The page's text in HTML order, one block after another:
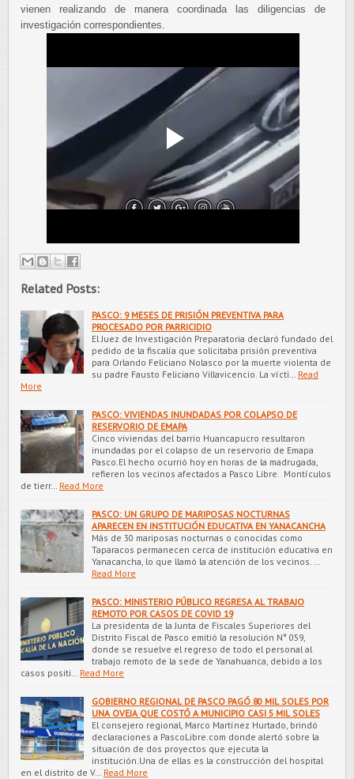
vienen realizando de manera coordinada las diligencias de
investigación correspondientes.
Related Posts:
PASCO: 9 MESES DE PRISIÓN PREVENTIVA PARA
PROCESADO POR PARRICIDIO
El Juez de Investigación Preparatoria declaró fundado del
pedido de la fiscalía que solicitaba prisión preventiva
para Orlando Feliciano Nolasco por la muerte violenta de
su padre Fausto Feliciano Villavicencio. La vícti…
Read
More
PASCO: VIVIENDAS INUNDADAS POR COLAPSO DE
RESERVORIO DE EMAPA
Cinco viviendas del barrio Huancapucro resultaron
inundadas por el colapso de un reservorio de Emapa
Pasco.El hecho ocurrió hoy en horas de la madrugada,
refieren los vecinos afectados a Pasco Libre. Montículos
de tierr…
Read More
PASCO: UN GRUPO DE MARIPOSAS NOCTURNAS
APARECEN EN INSTITUCIÓN EDUCATIVA EN YANACANCHA
Más de 30 mariposas nocturnas o conocidas como
Taparacos permanecen cerca de institución educativa en
Yanacancha, lo que llamó la atención de los vecinos. …
Read More
PASCO: MINISTERIO PÚBLICO REGRESA AL TRABAJO
REMOTO POR CASOS DE COVID 19
La presidenta de la Junta de Fiscales Superiores del
Distrito Fiscal de Pasco emitió la resolución N° 059,
donde se resuelve el regreso de todo el personal al
trabajo remoto de la sede de Yanahuanca, debido a los
casos positi…
Read More
GOBIERNO REGIONAL DE PASCO PAGÓ 80 MIL SOLES POR
UNA OVEJA QUE COSTÓ A MUNICIPIO CASI 5 MIL SOLES
El consejero regional, Marco Martínez Hurtado, brindó
declaraciones a PascoLibre.com donde alertó sobre la
situación de dos proyectos que ejecuta la
institución.Una de ellas es la construcción del hospital
en el distrito de V…
Read More